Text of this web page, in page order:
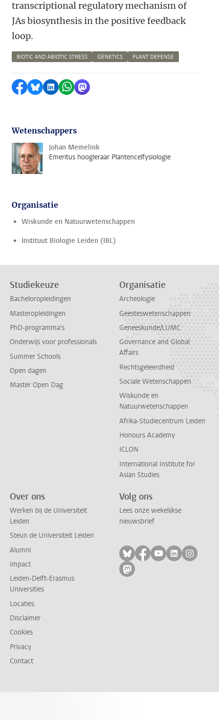
transcriptional regulatory mechanism of
JAs biosynthesis in the positive feedback
loop.
BIOTIC AND ABIOTIC STRESS GENETICS PLANT DEFENSE
Delen op Facebook
Delen via Bluesky
Delen op LinkedIn
Delen via WhatsApp
Delen via Mastodon
Wetenschappers
Johan Memelink
Emeritus hoogleraar Plantencelfysiologie
Organisatie
Wiskunde en Natuurwetenschappen
Instituut Biologie Leiden (IBL)
Studiekeuze
Bacheloropleidingen
Masteropleidingen
PhD-programma's
Onderwijs voor professionals
Summer Schools
Open dagen
Master Open Dag
Organisatie
Archeologie
Geesteswetenschappen
Geneeskunde/LUMC
Governance and Global
Affairs
Rechtsgeleerdheid
Sociale Wetenschappen
Wiskunde en
Natuurwetenschappen
Afrika-Studiecentrum Leiden
Honours Academy
ICLON
International Institute for
Asian Studies
Over ons
Werken bij de Universiteit
Leiden
Steun de Universiteit Leiden
Alumni
Impact
Leiden-Delft-Erasmus
Universities
Locaties
Disclaimer
Cookies
Privacy
Contact
Volg ons
Lees onze wekelijkse
nieuwsbrief
Volg ons op bluesky
Volg ons op
Volg ons op
Volg ons
Volg
Volg ons op mastodon